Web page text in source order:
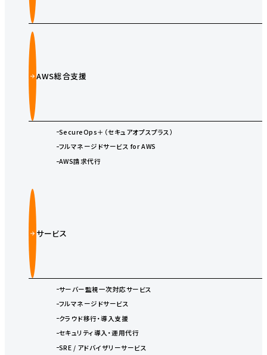
AWS総合支援
SecureOps＋（セキュアオプスプラス）
フルマネージドサービス for AWS
AWS請求代行
サービス
サーバー監視一次対応サービス
フルマネージドサービス
クラウド移行・導入支援
セキュリティ導入・運用代行
SRE / アドバイザリーサービス